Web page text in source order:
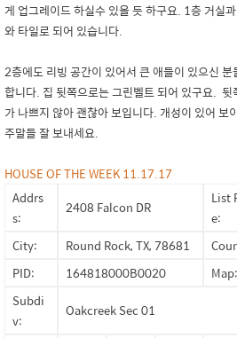
게 업그레이드 하실수 있을 듯 하구요. 1층 거실
와 타일로 되어 있습니다.
2층에도 리빙 공간이 있어서 큰 애들이 있으신
합니다. 집 뒷쪽으로는 그린벨트 되어 있구요.
가 나쁘지 않아 괜찮아 보입니다. 개성이 있어 보
주말들 잘 보내세요.
HOUSE OF THE WEEK 11.17.17
Addrs
s:
2408 Falcon DR
List
e:
City: Round Rock, TX, 78681
PID:
164818000B0020 Map:
Subdi
v:
Oakcreek Sec 01